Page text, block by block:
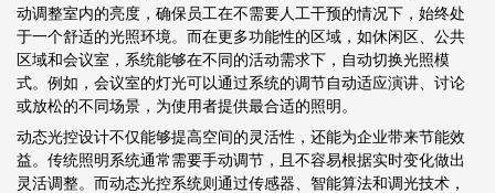
动调整室内的亮度，确保员工在不需要人工干预的情况下，始终处
于一个舒适的光照环境。而在更多功能性的区域，如休闲区、公共
区域和会议室，系统能够在不同的活动需求下，自动切换光照模
式。例如，会议室的灯光可以通过系统的调节自动适应演讲、讨论
或放松的不同场景，为使用者提供最合适的照明。
动态光控设计不仅能够提高空间的灵活性，还能为企业带来节能效
益。传统照明系统通常需要手动调节，且不容易根据实时变化做出
灵活调整。而动态光控系统则通过传感器、智能算法和调光技术，